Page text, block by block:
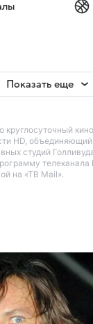
Показать еще
круглосуточный
HD,
студий
телеканала
на «ТВ Mail».